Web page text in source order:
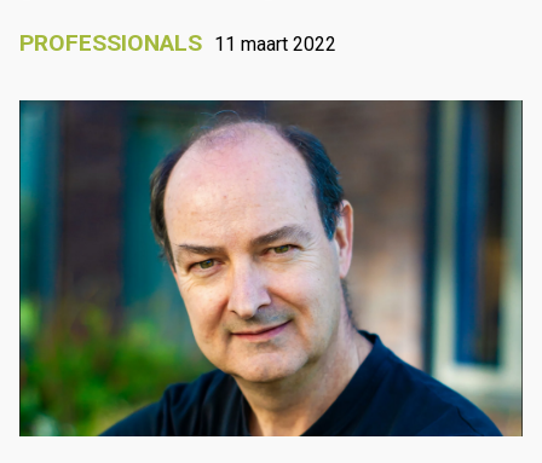
PROFESSIONALS 11 maart 2022